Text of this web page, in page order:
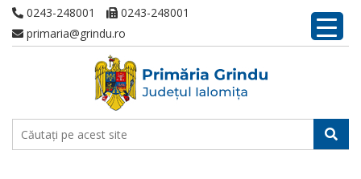
0243-248001
0243-248001
primaria@grindu.ro